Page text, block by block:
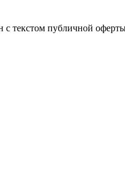
текстом публичной